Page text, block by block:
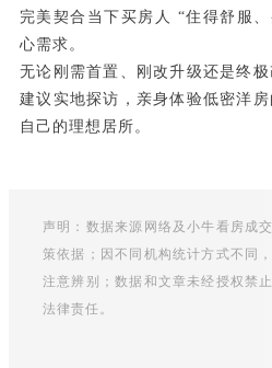
完美契合当下买房人 “住得舒服
心需求。
无论刚需首置、刚改升级还是终
建议实地探访，亲身体验低密洋
自己的理想居所。
声明：数据来源网络及小牛看房成
策依据；因不同机构统计方式不同
注意辨别；数据和文章未经授权禁
法律责任。